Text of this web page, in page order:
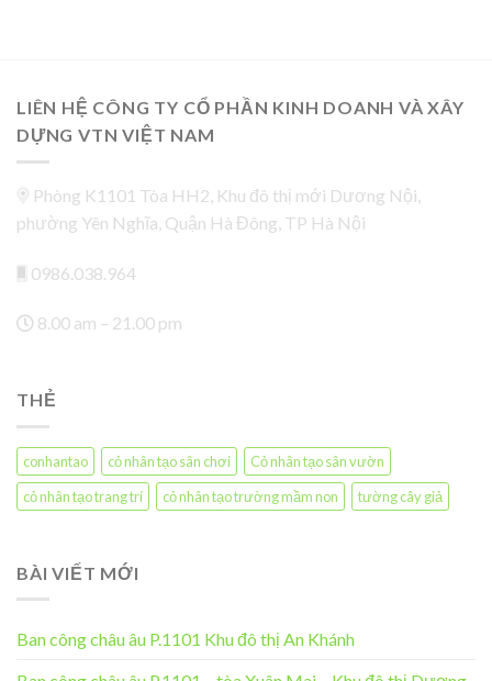
LIÊN HỆ CÔNG TY CỔ PHẦN KINH DOANH VÀ XÂY
DỰNG VTN VIỆT NAM
Phòng K1101 Tòa HH2, Khu đô thị mới Dương Nội,
phường Yên Nghĩa, Quận Hà Đông, TP Hà Nội
0986.038.964
8.00 am – 21.00 pm
THẺ
conhantao cỏ nhân tạo sân chơi
Cỏ nhân tạo sân vườn
cỏ nhân tạo trang trí
cỏ nhân tạo trường mầm non tường cây giả
BÀI VIẾT MỚI
Ban công châu âu P.1101 Khu đô thị An Khánh